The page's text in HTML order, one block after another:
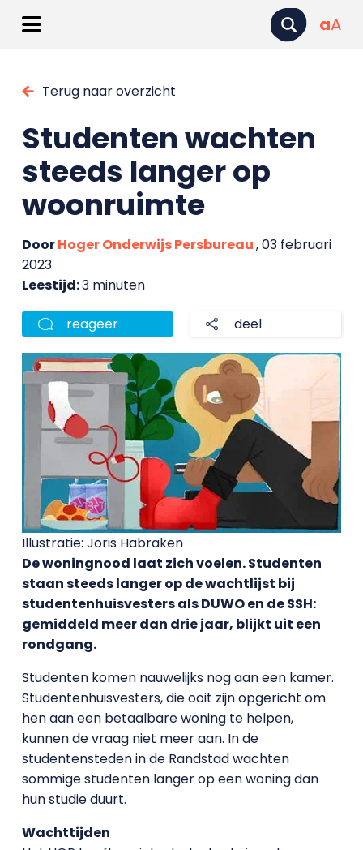
aA
Terug naar overzicht
Studenten wachten
steeds langer op
woonruimte
DoorHoger Onderwijs Persbureau, 03 februari
2023
Leestijd:3 minuten
reageer deel
Illustratie: Joris Habraken
De woningnood laat zich voelen. Studenten
staan steeds langer op de wachtlijst bij
studentenhuisvesters als DUWO en de SSH:
gemiddeld meer dan drie jaar, blijkt uit een
rondgang.
Studenten komen nauwelijks nog aan een kamer.
Studentenhuisvesters, die ooit zijn opgericht om
hen aan een betaalbare woning te helpen,
kunnen de vraag niet meer aan. In de
studentensteden in de Randstad wachten
sommige studenten langer op een woning dan
hun studie duurt.
Wachttijden